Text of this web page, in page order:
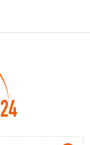
vergessen?